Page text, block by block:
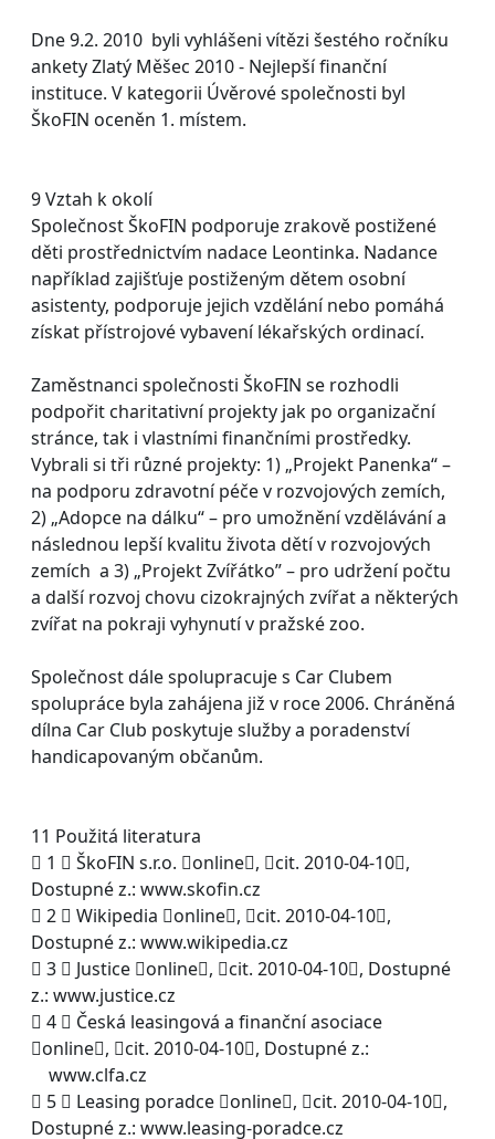
Dne 9.2. 2010 byli vyhlášeni vítězi šestého ročníku
ankety Zlatý Měšec 2010 - Nejlepší finanční
instituce. V kategorii Úvěrové společnosti byl
ŠkoFIN oceněn 1. místem.
9 Vztah k okolí
Společnost ŠkoFIN podporuje zrakově postižené
děti prostřednictvím nadace Leontinka. Nadance
například zajišťuje postiženým dětem osobní
asistenty, podporuje jejich vzdělání nebo pomáhá
získat přístrojové vybavení lékařských ordinací.
Zaměstnanci společnosti ŠkoFIN se rozhodli
podpořit charitativní projekty jak po organizační
stránce, tak i vlastními finančními prostředky.
Vybrali si tři různé projekty: 1) „Projekt Panenka“ –
na podporu zdravotní péče v rozvojových zemích,
2) „Adopce na dálku“ – pro umožnění vzdělávání a
následnou lepší kvalitu života dětí v rozvojových
zemích a 3) „Projekt Zvířátko” – pro udržení počtu
a další rozvoj chovu cizokrajných zvířat a některých
zvířat na pokraji vyhynutí v pražské zoo.
Společnost dále spolupracuje s Car Clubem
spolupráce byla zahájena již v roce 2006. Chráněná
dílna Car Club poskytuje služby a poradenství
handicapovaným občanům.
11 Použitá literatura
 1  ŠkoFIN s.r.o. online, cit. 2010-04-10,
Dostupné z.: www.skofin.cz
 2  Wikipedia online, cit. 2010-04-10,
Dostupné z.: www.wikipedia.cz
 3  Justice online, cit. 2010-04-10, Dostupné
z.: www.justice.cz
 4  Česká leasingová a finanční asociace
online, cit. 2010-04-10, Dostupné z.:
www.clfa.cz
 5  Leasing poradce online, cit. 2010-04-10,
Dostupné z.: www.leasing-poradce.cz